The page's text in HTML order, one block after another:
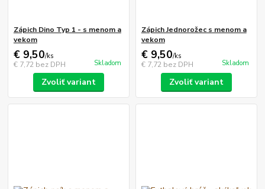
Zápich Dino Typ 1 - s menom a
vekom
€ 9,50/ks
€ 7,72 bez DPH Skladom
Zvoliť variant
Zápich Jednorožec s menom a
vekom
€ 9,50/ks
€ 7,72 bez DPH Skladom
Zvoliť variant